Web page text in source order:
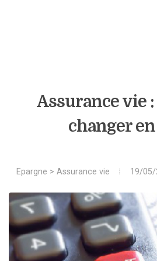
Assurance vie
changer en
Epargne > Assurance vie 19/05/